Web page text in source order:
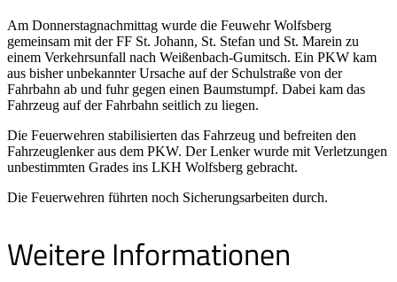
Am Donnerstagnachmittag wurde die Feuwehr Wolfsberg
gemeinsam mit der FF St. Johann, St. Stefan und St. Marein zu
einem Verkehrsunfall nach Weißenbach-Gumitsch. Ein PKW kam
aus bisher unbekannter Ursache auf der Schulstraße von der
Fahrbahn ab und fuhr gegen einen Baumstumpf. Dabei kam das
Fahrzeug auf der Fahrbahn seitlich zu liegen.
Die Feuerwehren stabilisierten das Fahrzeug und befreiten den
Fahrzeuglenker aus dem PKW. Der Lenker wurde mit Verletzungen
unbestimmten Grades ins LKH Wolfsberg gebracht.
Die Feuerwehren führten noch Sicherungsarbeiten durch.
Weitere Informationen